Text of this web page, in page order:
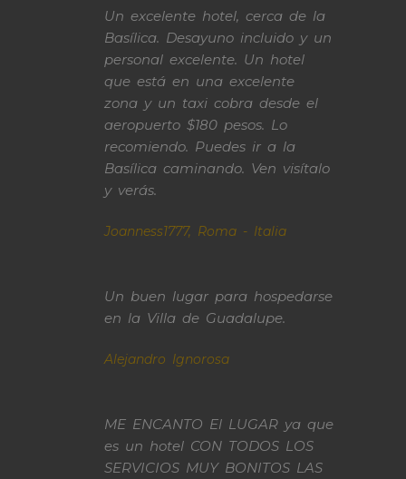
Un excelente hotel, cerca de la
Basílica. Desayuno incluido y un
personal excelente. Un hotel
que está en una excelente
zona y un taxi cobra desde el
aeropuerto $180 pesos. Lo
recomiendo. Puedes ir a la
Basílica caminando. Ven visítalo
y verás.
Joanness1777, Roma - Italia
Un buen lugar para hospedarse
en la Villa de Guadalupe.
Alejandro Ignorosa
ME ENCANTO El LUGAR ya que
es un hotel CON TODOS LOS
SERVICIOS MUY BONITOS LAS